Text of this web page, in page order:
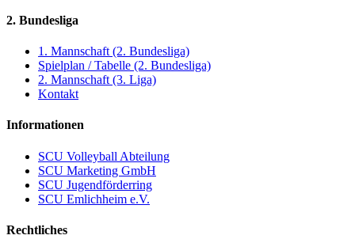
2. Bundesliga
1. Mannschaft (2. Bundesliga)
Spielplan / Tabelle (2. Bundesliga)
2. Mannschaft (3. Liga)
Kontakt
Informationen
SCU Volleyball Abteilung
SCU Marketing GmbH
SCU Jugendförderring
SCU Emlichheim e.V.
Rechtliches